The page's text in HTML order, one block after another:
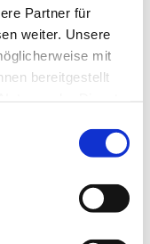
Partner für
weiter. Unsere
mit
bereitgestellt